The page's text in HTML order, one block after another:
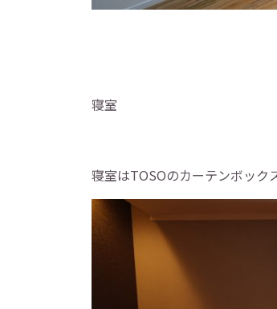
寝室
寝室はTOSOのカーテンボック